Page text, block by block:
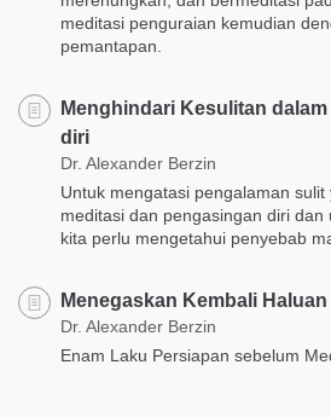
meditasi penguraian kemudian
pemantapan.
Menghindari Kesulitan
diri
Dr. Alexander Berzin
Untuk mengatasi pengalaman
meditasi dan pengasingan diri dan
kita perlu mengetahui penyebab
Menegaskan Kembali
Dr. Alexander Berzin
Enam Laku Persiapan sebelum